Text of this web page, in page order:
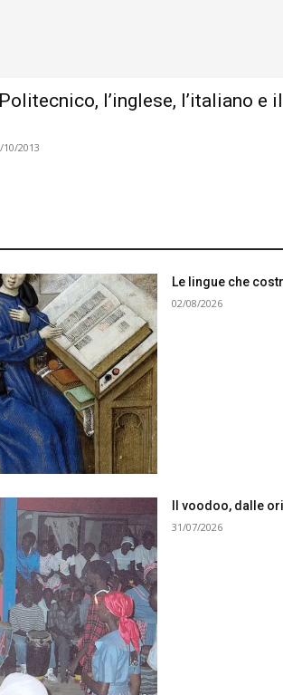
l’inglese, l’italiano e il
10/2013
Le lingue che
02/08/2026
Il voodoo, dalle
31/07/2026